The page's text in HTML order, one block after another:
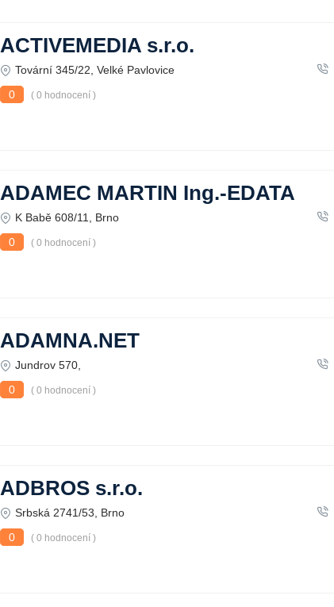
ACTIVEMEDIA s.r.o.
Tovární 345/22, Velké Pavlovice
0
( 0 hodnocení )
ADAMEC MARTIN Ing.-EDATA
K Babě 608/11, Brno
0
( 0 hodnocení )
ADAMNA.NET
Jundrov 570,
0
( 0 hodnocení )
ADBROS s.r.o.
Srbská 2741/53, Brno
0
( 0 hodnocení )